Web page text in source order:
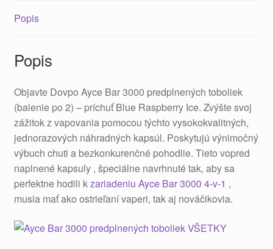
Popis
Popis
Objavte Dovpo Ayce Bar 3000 predplnených toboliek
(balenie po 2) – príchuť Blue Raspberry Ice. Zvýšte svoj
zážitok z vapovania pomocou týchto vysokokvalitných,
jednorazových náhradných kapsúl. Poskytujú výnimočný
výbuch chuti a bezkonkurenčné pohodlie. Tieto vopred
naplnené kapsuly , špeciálne navrhnuté tak, aby sa
perfektne hodili kzariadeniu Ayce Bar 3000 4-v-1 ,
musia mať ako ostrieľaní vaperi, tak aj nováčikovia.